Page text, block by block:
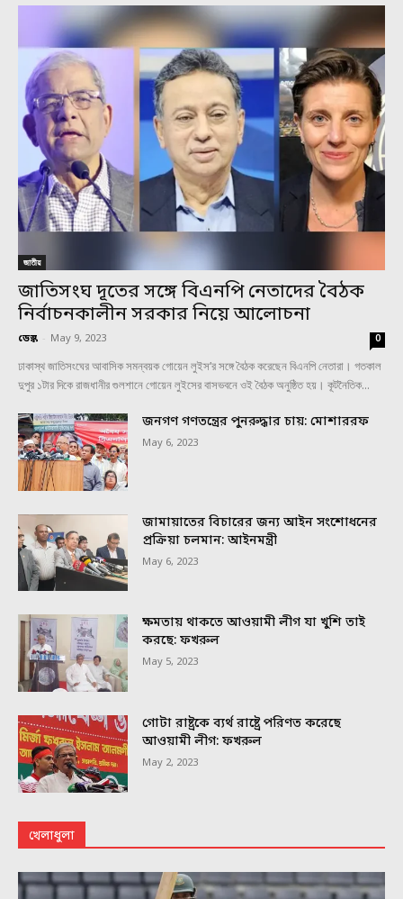
জাতীয়
জাতিসংঘ দূতের সঙ্গে বিএনপি নেতাদের বৈঠক
নির্বাচনকালীন সরকার নিয়ে আলোচনা
ডেস্ক - May 9, 2023 0
ঢাকাস্থ জাতিসংঘের আবাসিক সমন্বয়ক গোয়েন লুইস’র সঙ্গে বৈঠক করেছেন বিএনপি নেতারা। গতকাল
দুপুর ১টার দিকে রাজধানীর গুলশানে গোয়েন লুইসের বাসভবনে ওই বৈঠক অনুষ্ঠিত হয়। কূটনৈতিক...
জনগণ গণতন্ত্রের পুনরুদ্ধার চায়: মোশাররফ
May 6, 2023
জামায়াতের বিচারের জন্য আইন সংশোধনের
প্রক্রিয়া চলমান: আইনমন্ত্রী
May 6, 2023
ক্ষমতায় থাকতে আওয়ামী লীগ যা খুশি তাই
করছে: ফখরুল
May 5, 2023
গোটা রাষ্ট্রকে ব্যর্থ রাষ্ট্রে পরিণত করেছে
আওয়ামী লীগ: ফখরুল
May 2, 2023
খেলাধুলা